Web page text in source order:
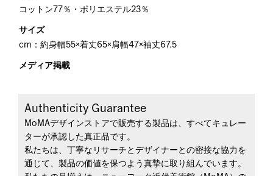
コットン77％・ポリエステル23％
サイズ
cm：約身幅55×着丈65×肩幅47×袖丈67.5
メディア掲載
Authenticity Guarantee
MoMAデザインストアで販売する製品は、すべてキュレー
ターが承認した真正品です。
私たちは、丁寧なリサーチとデザイナーとの密接な協力を
通じて、製品の価値を保つよう真摯に取り組んでいます。